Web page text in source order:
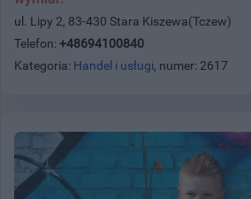
ul. Lipy 2, 83-430 Stara Kiszewa(Tczew)
Telefon: +48694100840
Kategoria: Handel i usługi, numer: 2617